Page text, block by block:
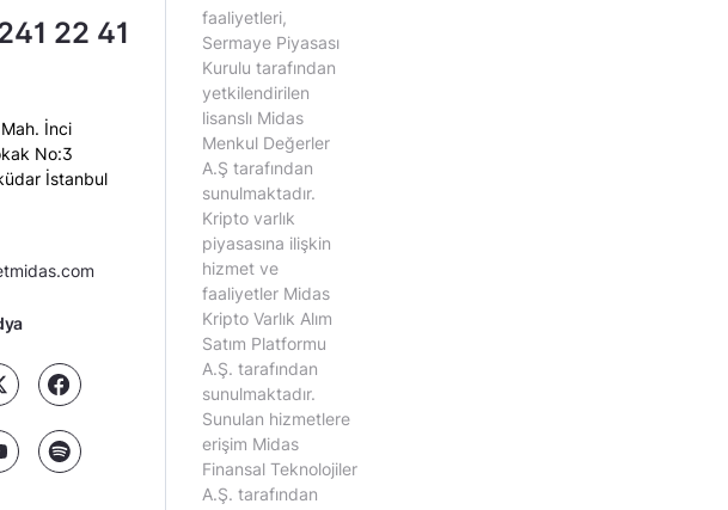
22 41
İnci
No:3
İstanbul
faaliyetleri,
Sermaye Piyasası
Kurulu tarafından
yetkilendirilen
lisanslı Midas
Menkul Değerler
A.Ş tarafından
sunulmaktadır.
Kripto varlık
piyasasına ilişkin
hizmet ve
faaliyetler Midas
Kripto Varlık Alım
Satım Platformu
A.Ş. tarafından
sunulmaktadır.
Sunulan hizmetlere
erişim Midas
Finansal Teknolojiler
A.Ş. tarafından